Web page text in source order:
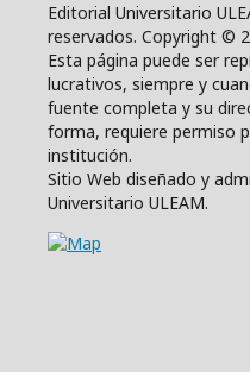
Editorial Universitario
reservados. Copyright ©
Esta página puede ser
lucrativos, siempre y
fuente completa y su
forma, requiere permiso
institución.
Sitio Web diseñado y
Universitario ULEAM.